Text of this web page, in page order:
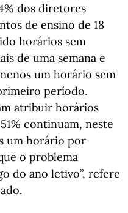
dos diretores
de ensino de 18
horários sem
de uma semana e
um horário sem
período.
atribuir horários
continuam, neste
um horário por
o problema
do ano letivo”, refere